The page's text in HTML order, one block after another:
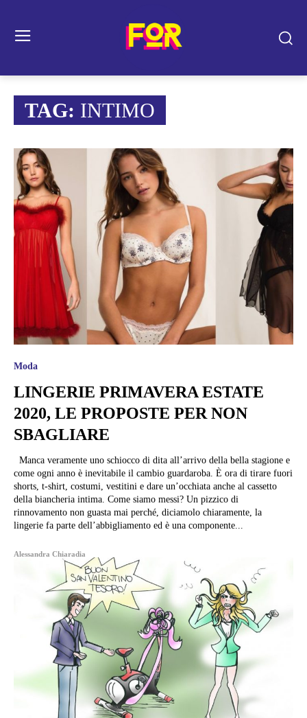
TAG: INTIMO
Moda
LINGERIE PRIMAVERA ESTATE
2020, LE PROPOSTE PER NON
SBAGLIARE
come ogni anno è inevitabile il cambio guardaroba. È ora di tirare fuori
shorts, t-shirt, costumi, vestitini e dare un’occhiata anche al cassetto
della biancheria intima. Come siamo messi? Un pizzico di
rinnovamento non guasta mai perché, diciamolo chiaramente, la
lingerie fa parte dell’abbigliamento ed è una componente...
Alessandra Chiaradia